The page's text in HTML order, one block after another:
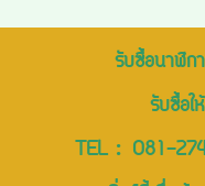
รับซื้อนาฬิก
รับซื้อใ
TEL : 081-